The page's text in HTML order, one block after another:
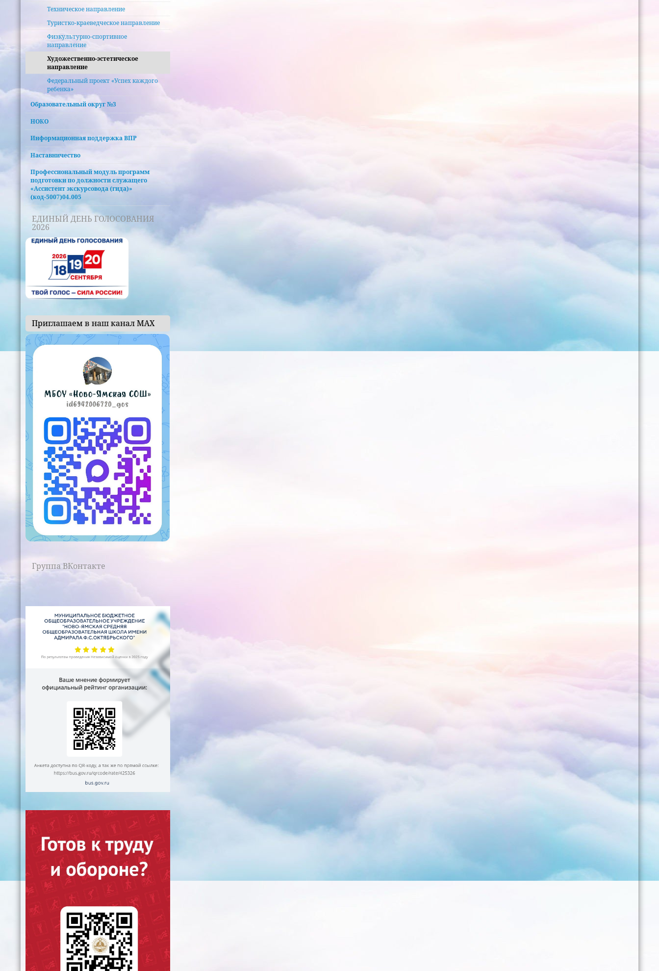
Техническое направление
Туристко-краеведческое направление
Физкультурно-спортивное
направление
Художественно-эстетическое
направление
Федеральный проект «Успех каждого
ребенка»
Образовательный округ №3
НОКО
Информационная поддержка ВПР
Наставничество
Профессиональный модуль программ
подготовки по должности служащего
«Ассистент экскурсовода (гида)»
(код-5007)04.005
ЕДИНЫЙ ДЕНЬ ГОЛОСОВАНИЯ
2026
Приглашаем в наш канал МАХ
Группа ВКонтакте